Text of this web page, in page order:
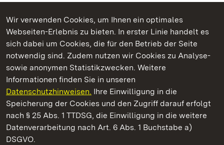
Wir verwenden Cookies, um Ihnen ein optimales
Webseiten-Erlebnis zu bieten. In erster Linie handelt es
sich dabei um Cookies, die für den Betrieb der Seite
notwendig sind. Zudem nutzen wir Cookies zu Analyse-
sowie anonymen Statistikzwecken. Weitere
Informationen finden Sie in unseren
Datenschutzhinweisen. Ihre Einwilligung in die
Speicherung der Cookies und den Zugriff darauf erfolgt
nach § 25 Abs. 1 TTDSG, die Einwilligung in die weitere
Datenverarbeitung nach Art. 6 Abs. 1 Buchstabe a)
DSGVO.
Kommen. Staunen. Genießen.
Staatliche Schlösser und Gärten Baden‑Württemberg
Staatliche Schlösser und Gärten Baden-Württemberg
Kontakt